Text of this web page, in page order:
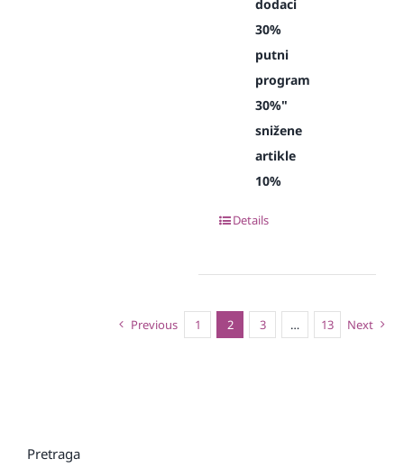
dodaci
30%
putni
program
30%"
snižene
artikle
10%
Details
Previous 1 2 3 … 13 Next
Pretraga